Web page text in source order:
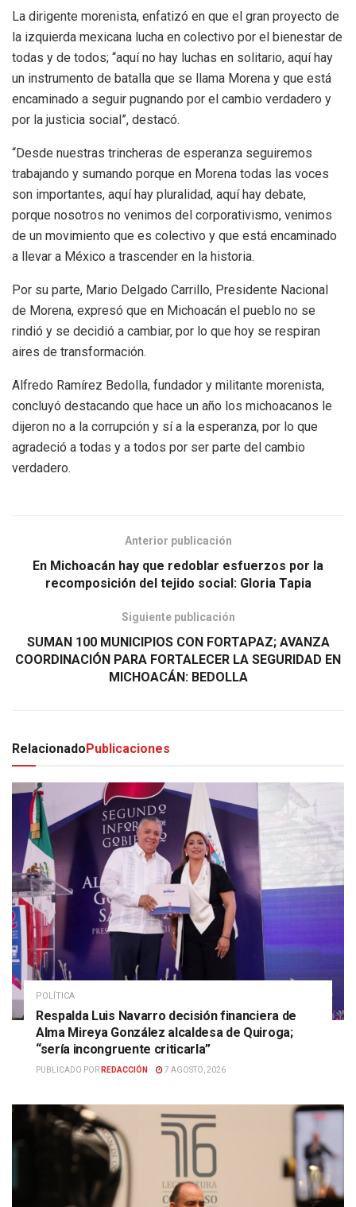
La dirigente morenista, enfatizó en que el gran proyecto de
la izquierda mexicana lucha en colectivo por el bienestar de
todas y de todos; “aquí no hay luchas en solitario, aquí hay
un instrumento de batalla que se llama Morena y que está
encaminado a seguir pugnando por el cambio verdadero y
por la justicia social”, destacó.
“Desde nuestras trincheras de esperanza seguiremos
trabajando y sumando porque en Morena todas las voces
son importantes, aquí hay pluralidad, aquí hay debate,
porque nosotros no venimos del corporativismo, venimos
de un movimiento que es colectivo y que está encaminado
a llevar a México a trascender en la historia.
Por su parte, Mario Delgado Carrillo, Presidente Nacional
de Morena, expresó que en Michoacán el pueblo no se
rindió y se decidió a cambiar, por lo que hoy se respiran
aires de transformación.
Alfredo Ramírez Bedolla, fundador y militante morenista,
concluyó destacando que hace un año los michoacanos le
dijeron no a la corrupción y sí a la esperanza, por lo que
agradeció a todas y a todos por ser parte del cambio
verdadero.
Anterior publicación
En Michoacán hay que redoblar esfuerzos por la
recomposición del tejido social: Gloria Tapia
Siguiente publicación
SUMAN 100 MUNICIPIOS CON FORTAPAZ; AVANZA
COORDINACIÓN PARA FORTALECER LA SEGURIDAD EN
MICHOACÁN: BEDOLLA
Relacionado Publicaciones
POLÍTICA
Respalda Luis Navarro decisión financiera de
Alma Mireya González alcaldesa de Quiroga;
“sería incongruente criticarla”
PUBLICADO POR REDACCIÓN 7 AGOSTO, 2026